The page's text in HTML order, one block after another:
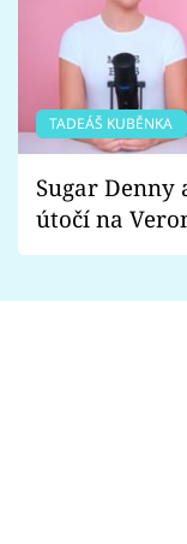
TADEÁŠ KUBĚNKA
Sugar Denny
útočí na
Proč je podle